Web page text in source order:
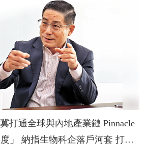
通全球與內地產業鏈 Pinnacle
套 打造